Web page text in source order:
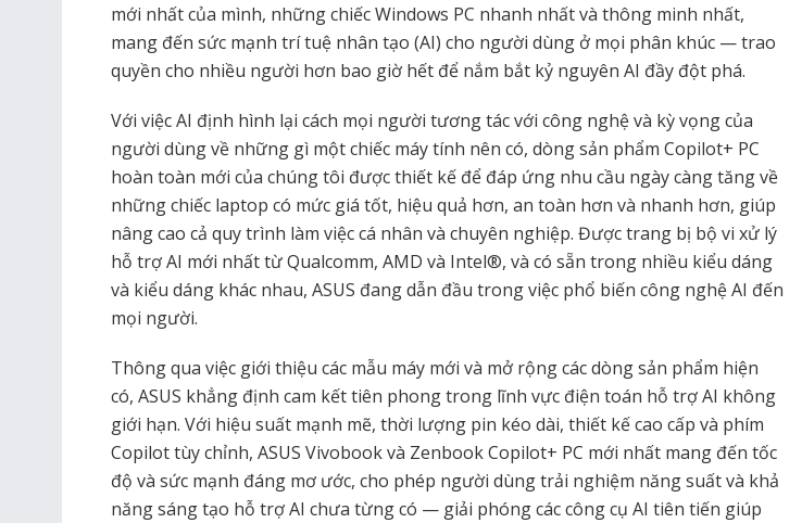
mới nhất của mình, những chiếc Windows PC nhanh nhất và thông minh nhất,
mang đến sức mạnh trí tuệ nhân tạo (AI) cho người dùng ở mọi phân khúc — trao
quyền cho nhiều người hơn bao giờ hết để nắm bắt kỷ nguyên AI đầy đột phá.
Với việc AI định hình lại cách mọi người tương tác với công nghệ và kỳ vọng của
người dùng về những gì một chiếc máy tính nên có, dòng sản phẩm Copilot+ PC
hoàn toàn mới của chúng tôi được thiết kế để đáp ứng nhu cầu ngày càng tăng về
những chiếc laptop có mức giá tốt, hiệu quả hơn, an toàn hơn và nhanh hơn, giúp
nâng cao cả quy trình làm việc cá nhân và chuyên nghiệp. Được trang bị bộ vi xử lý
hỗ trợ AI mới nhất từ ​​Qualcomm, AMD và Intel®, và có sẵn trong nhiều kiểu dáng
và kiểu dáng khác nhau, ASUS đang dẫn đầu trong việc phổ biến công nghệ AI đến
mọi người.
Thông qua việc giới thiệu các mẫu máy mới và mở rộng các dòng sản phẩm hiện
có, ASUS khẳng định cam kết tiên phong trong lĩnh vực điện toán hỗ trợ AI không
giới hạn. Với hiệu suất mạnh mẽ, thời lượng pin kéo dài, thiết kế cao cấp và phím
Copilot tùy chỉnh, ASUS Vivobook và Zenbook Copilot+ PC mới nhất mang đến tốc
độ và sức mạnh đáng mơ ước, cho phép người dùng trải nghiệm năng suất và khả
năng sáng tạo hỗ trợ AI chưa từng có — giải phóng các công cụ AI tiên tiến giúp